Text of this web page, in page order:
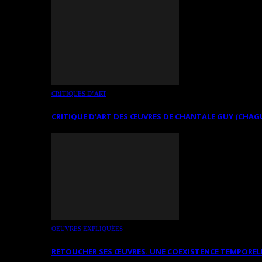
CRITIQUES D’ART
CRITIQUE D’ART DES ŒUVRES DE CHANTALE GUY
OEUVRES EXPLIQUÉES
RETOUCHER SES ŒUVRES. UNE COEXISTENCE